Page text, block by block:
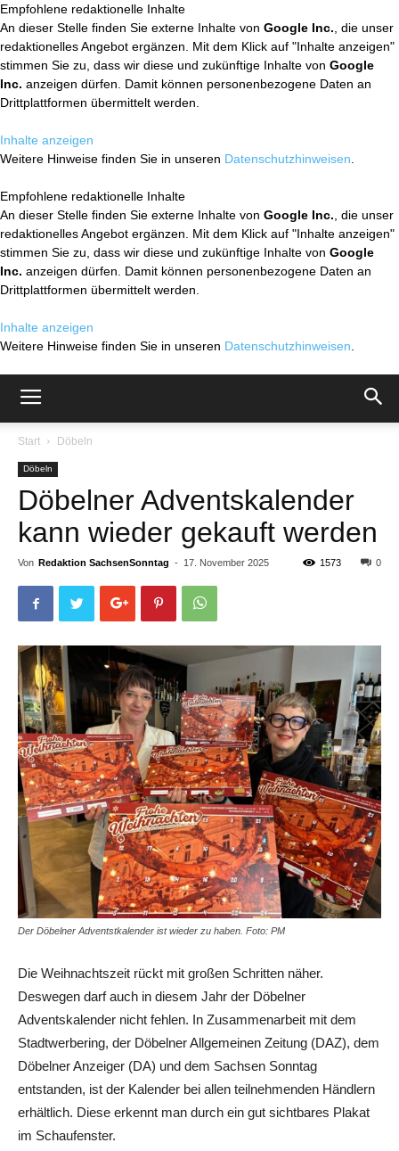
Empfohlene redaktionelle Inhalte
An dieser Stelle finden Sie externe Inhalte von Google Inc. , die unser
redaktionelles Angebot ergänzen. Mit dem Klick auf "Inhalte anzeigen"
stimmen Sie zu, dass wir diese und zukünftige Inhalte von Google
Inc. anzeigen dürfen. Damit können personenbezogene Daten an
Drittplattformen übermittelt werden.
Inhalte anzeigen
Weitere Hinweise finden Sie in unseren Datenschutzhinweisen
Empfohlene redaktionelle Inhalte
An dieser Stelle finden Sie externe Inhalte von Google Inc. , die unser
redaktionelles Angebot ergänzen. Mit dem Klick auf "Inhalte anzeigen"
stimmen Sie zu, dass wir diese und zukünftige Inhalte von Google
Inc. anzeigen dürfen. Damit können personenbezogene Daten an
Drittplattformen übermittelt werden.
Inhalte anzeigen
Weitere Hinweise finden Sie in unseren Datenschutzhinweisen
Start Döbeln
Döbeln
Döbelner Adventskalender
kann wieder gekauft werden
Von Redaktion SachsenSonntag - 17. November 2025 0
1573
Der Döbelner Adventstkalender ist wieder zu haben. Foto: PM
Die Weihnachtszeit rückt mit großen Schritten näher.
Deswegen darf auch in diesem Jahr der Döbelner
Adventskalender nicht fehlen. In Zusammenarbeit mit dem
Stadtwerbering, der Döbelner Allgemeinen Zeitung (DAZ), dem
Döbelner Anzeiger (DA) und dem Sachsen Sonntag
entstanden, ist der Kalender bei allen teilnehmenden Händlern
erhältlich. Diese erkennt man durch ein gut sichtbares Plakat
im Schaufenster.